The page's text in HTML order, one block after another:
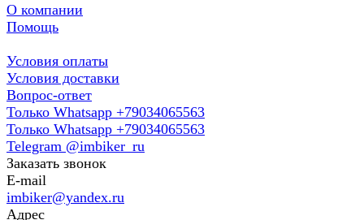
О компании
Помощь
Условия оплаты
Условия доставки
Вопрос-ответ
Только Whatsapp +79034065563
Только Whatsapp +79034065563
Telegram @imbiker_ru
Заказать звонок
E-mail
imbiker@yandex.ru
Адрес